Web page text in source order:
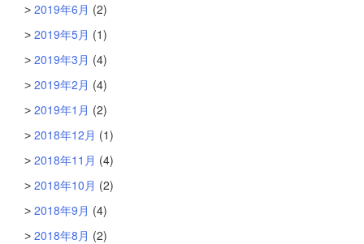
2019年6月 (2)
2019年5月 (1)
2019年3月 (4)
2019年2月 (4)
2019年1月 (2)
2018年12月 (1)
2018年11月 (4)
2018年10月 (2)
2018年9月 (4)
2018年8月 (2)